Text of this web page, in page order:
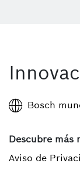
Bosch
Descubre más
Aviso de